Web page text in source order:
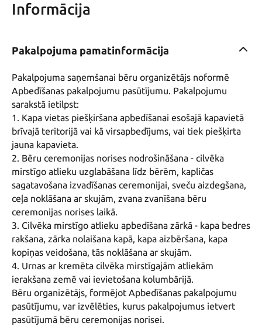
Informācija
Pakalpojuma pamatinformācija
Pakalpojuma saņemšanai bēru organizētājs noformē
Apbedīšanas pakalpojumu pasūtījumu. Pakalpojumu
sarakstā ietilpst:
1. Kapa vietas piešķiršana apbedīšanai esošajā kapavietā
brīvajā teritorijā vai kā virsapbedījums, vai tiek piešķirta
jauna kapavieta.
2. Bēru ceremonijas norises nodrošināšana - cilvēka
mirstīgo atlieku uzglabāšana līdz bērēm, kapličas
sagatavošana izvadīšanas ceremonijai, sveču aizdegšana,
ceļa noklāšana ar skujām, zvana zvanīšana bēru
ceremonijas norises laikā.
3. Cilvēka mirstīgo atlieku apbedīšana zārkā - kapa bedres
rakšana, zārka nolaišana kapā, kapa aizbēršana, kapa
kopiņas veidošana, tās noklāšana ar skujām.
4. Urnas ar kremēta cilvēka mirstīgajām atliekām
ierakšana zemē vai ievietošana kolumbārijā.
Bēru organizētājs, formējot Apbedīšanas pakalpojumu
pasūtījumu, var izvēlēties, kurus pakalpojumus ietvert
pasūtījumā bēru ceremonijas norisei.